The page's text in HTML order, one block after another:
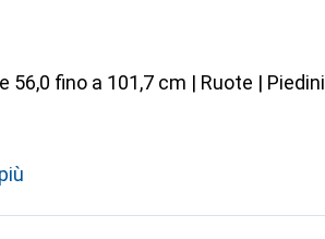
fino a 101,7 cm | Ruote | Piedini
più